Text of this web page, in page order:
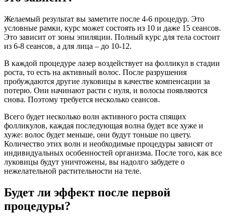
Желаемый результат вы заметите после 4-6 процедур. Это
условные рамки, курс может состоять из 10 и даже 15 сеансов.
Это зависит от зоны эпиляции. Полный курс для тела состоит
из 6-8 сеансов, а для лица – до 10-12.
В каждой процедуре лазер воздействует на фолликул в стадии
роста, то есть на активный волос. После разрушения
пробуждаются другие луковицы в качестве компенсации за
потерю. Они начинают расти с нуля, и волосы появляются
снова. Поэтому требуется несколько сеансов.
Всего будет несколько волн активного роста спящих
фолликулов, каждая последующая волна будет все хуже и
хуже: волос будет меньше, они будут тоньше по цвету.
Количество этих волн и необходимые процедуры зависят от
индивидуальных особенностей организма. После того, как все
луковицы будут уничтожены, вы надолго забудете о
нежелательной растительности на теле.
Будет ли эффект после первой
процедуры?